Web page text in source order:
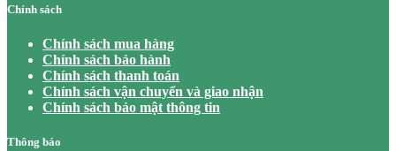
Chính sách
Chính sách mua hàng
Chính sách bảo hành
Chính sách thanh toán
Chính sách vận chuyển và giao nhận
Chính sách bảo mật thông tin
Thông báo